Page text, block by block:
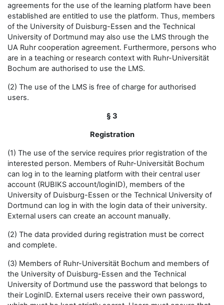
agreements for the use of the learning platform have been
established are entitled to use the platform. Thus, members
of the University of Duisburg-Essen and the Technical
University of Dortmund may also use the LMS through the
UA Ruhr cooperation agreement. Furthermore, persons who
are in a teaching or research context with Ruhr-Universität
Bochum are authorised to use the LMS.
(2) The use of the LMS is free of charge for authorised
users.
§ 3
Registration
(1) The use of the service requires prior registration of the
interested person. Members of Ruhr-Universität Bochum
can log in to the learning platform with their central user
account (RUBIKS account/loginID), members of the
University of Duisburg-Essen or the Technical University of
Dortmund can log in with the login data of their university.
External users can create an account manually.
(2) The data provided during registration must be correct
and complete.
(3) Members of Ruhr-Universität Bochum and members of
the University of Duisburg-Essen and the Technical
University of Dortmund use the password that belongs to
their LoginID. External users receive their own password,